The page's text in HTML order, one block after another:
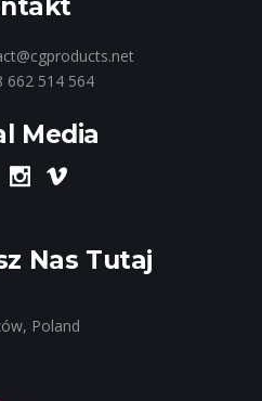
662 514 564
Media
Nas Tutaj
Poland